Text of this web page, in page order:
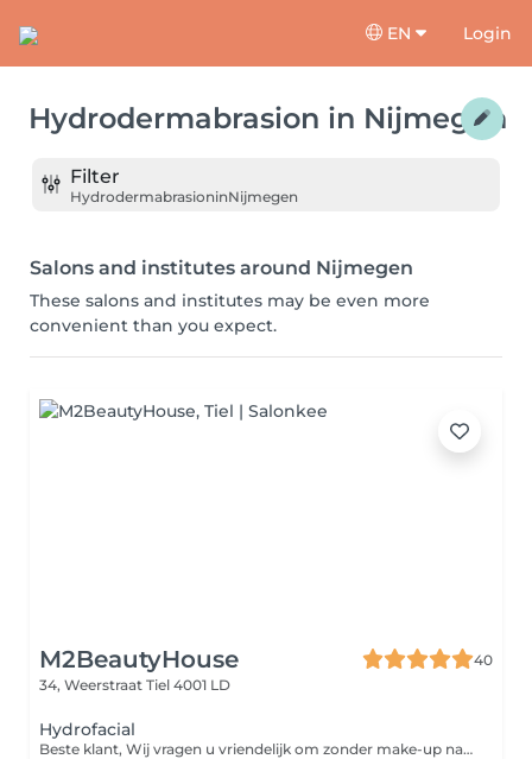
EN Login
Hydrodermabrasion in Nijmegen
Filter
HydrodermabrasioninNijmegen
Salons and institutes around Nijmegen
These salons and institutes may be even more
convenient than you expect.
M2BeautyHouse
40
34, Weerstraat Tiel 4001 LD
Hydrofacial
Beste klant, Wij vragen u vriendelijk om zonder make-up naar uw gezichtsbehandeling te komen. Zo kunnen wij uw huid beter reinigen en het beste resultaat behalen. Bedankt voor uw medewerking!